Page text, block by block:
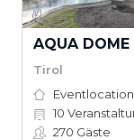
AQUA
Tirol
Eventlocation
10
270 Gäste